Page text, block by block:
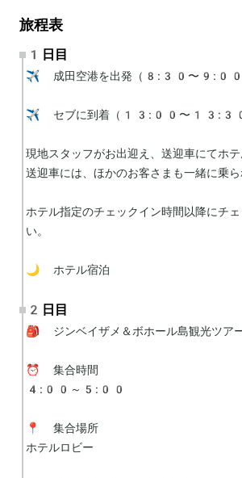
旅程表
1日目
✈️ 成田空港を出発（8:30〜9:00
✈️ セブに到着（13:00〜13:30
現地スタッフがお出迎え、送迎車にてホテ
送迎車には、ほかのお客さまも一緒に乗
ホテル指定のチェックイン時間以降にチ
い。
🌙 ホテル宿泊
2日目
🎒 ジンベイザメ＆ボホール島観光ツア
⏰ 集合時間
4:00～5:00
📍 集合場所
ホテルロビー